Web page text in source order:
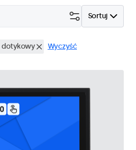
Sortuj
dotykowy Wyczyść